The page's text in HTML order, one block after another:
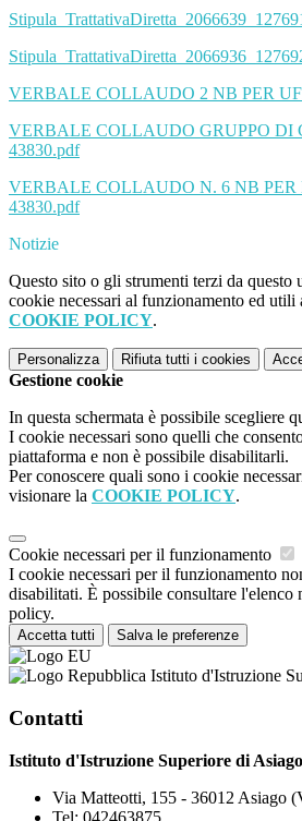
VERBALE COLLAUDO 2 NB PER
VERBALE COLLAUDO GRUPPO DI
43830.pdf
VERBALE COLLAUDO N. 6 NB
43830.pdf
Notizie
Questo sito o gli strumenti terzi da
cookie necessari al funzionamento ed
COOKIE POLICY.
Personalizza Rifiuta tutti i cookies
Gestione cookie
In questa schermata è possibile scegliere
I cookie necessari sono quelli che
piattaforma e non è possibile disabilitarli.
Per conoscere quali sono i cookie
visionare la COOKIE POLICY.
Cookie necessari per il funzionamento
I cookie necessari per il funzionamento
disabilitati. È possibile consultare l'elenco
policy.
Accetta tutti Salva le preferenze
Istituto d'Istruzione
Contatti
Istituto d'Istruzione Superiore di Asiago
Via Matteotti, 155 - 36012 Asiago
Tel: 042463875